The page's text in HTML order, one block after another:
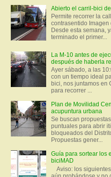
Abierto el carril-bici
Permite recorrer la
contrasentido
Desde esta semana,
terminado el primer...
La M-10 antes de
después de haberla
Ayer sábado, a las
con un tiempo ideal
bici, nos juntamos en
para recorrer ...
Plan de Movilidad
acupuntura urbana
Se buscan
puntuales para abrir
bloqueados del
Propuestas gener...
Guía para sortear los
biciMAD
Aviso: los